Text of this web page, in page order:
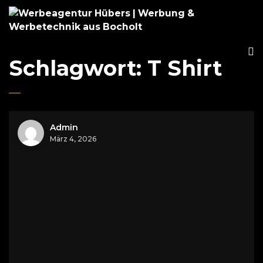
Schlagwort: T Shirt
Admin
März 4, 2026